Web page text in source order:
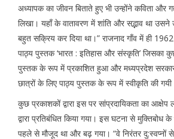
अध्यापक का जीवन बिताते हुए भी उन्होंने कविता और
लिखा। यहाँ के वातावरण में शांति और सद्भाव था
बहुत सक्रिय कर दिया था।” राजनाद गाँव में ही
पाठ्य पुस्तक ‘भारत : इतिहास और संस्कृति’ जिसका
पुस्तक के रूप में प्रकाशित हुआ और मध्यप्रदेश सरकार
छात्रों के लिए पाठ्य पुस्तक के रूप में स्वीकृति की
कुछ प्रकाशकों द्वारा इस पर सांप्रदायिकता का
द्वारा प्रतिबंधित किया गया। इस घटना से मुक्तिबोध
पहले से मौजूद था और बढ़ गया। “वे निरंतर दु:स्वप्नों